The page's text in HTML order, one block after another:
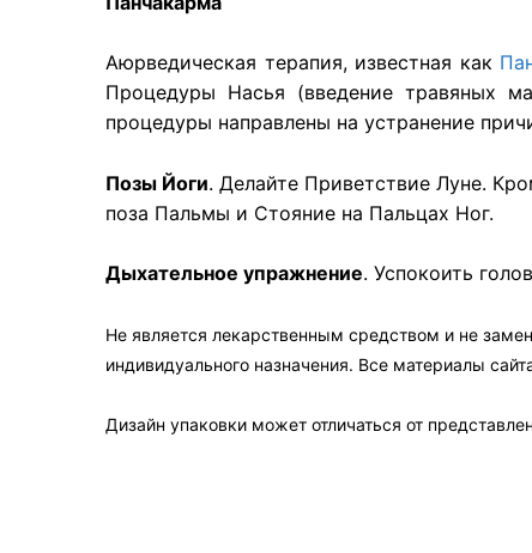
Аюрведическая терапия, известная как
Процедуры Насья (введение травяных
процедуры направлены на устранение
Позы Йоги. Делайте Приветствие Луне.
поза Пальмы и Стояние на Пальцах Ног.
Дыхательное упражнение. Успокоить
Не является лекарственным средством и не
индивидуального назначения. Все материалы
Дизайн упаковки может отличаться от